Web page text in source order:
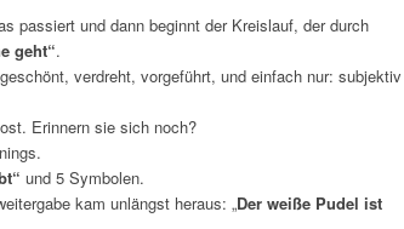
passiert und dann beginnt der Kreislauf, der durch
geht“.
verdreht, vorgeführt, und einfach nur: subjektiv
Erinnern sie sich noch?
und 5 Symbolen.
kam unlängst heraus: „Der weiße Pudel ist